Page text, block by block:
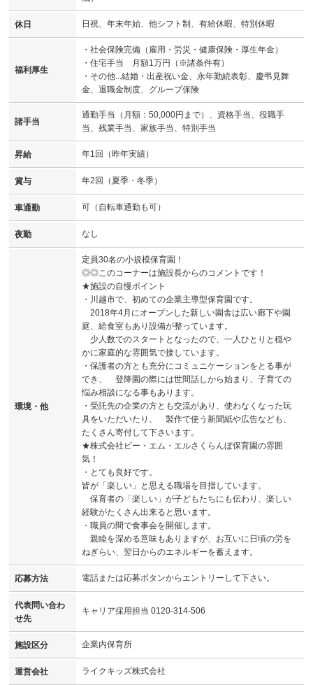
休日 日祝、年末年始、他シフト制、有給休暇、特別休暇
福利厚生
・社会保険完備（雇用・労災・健康保険・厚生年金）
・住宅手当 月額1万円（※諸条件有）
・その他...結婚・出産祝い金、永年勤続表彰、慶弔見舞
金、退職金制度、グループ保険
諸手当
通勤手当（月額：50,000円まで）、資格手当、役職手
当、残業手当、家族手当、特別手当
昇給 年1回（昨年実績）
賞与 年2回（夏季・冬季）
車通勤 可（自転車通勤も可）
夜勤 なし
環境・他
定員30名の小規模保育園！
◎◎このコーナーは施設長からのコメントです！
★施設の自慢ポイント
・川越市で、初めての企業主導型保育園です。
2018年4月にオープンした新しい園舎は広い廊下や園
庭、給食室もあり設備が整っています。
少人数でのスタートとなったので、一人ひとりと穏や
かに家庭的な雰囲気で接しています。
・保護者の方とも充分にコミュニケーションをとる事が
でき、 登降園の際には世間話しから始まり、子育ての
悩み相談になる事もあります。
・受託先の企業の方とも交流があり、使わなくなった玩
具をいただいたり、 製作で使う新聞紙や広告なども、
たくさん寄付して下さいます。
★株式会社ビー・エム・エルさくらんぼ保育園の雰囲
気！
・とても良好です。
皆が「楽しい」と思える職場を目指しています。
保育者の「楽しい」が子どもたちにも伝わり、楽しい
経験がたくさん出来ると思います。
・職員の間で食事会を開催します。
親睦を深める意味もありますが、お互いに日頃の労を
ねぎらい、翌日からのエネルギーを蓄えます。
応募方法 電話または応募ボタンからエントリーして下さい。
代表問い合わ
せ先
キャリア採用担当 0120-314-506
施設区分 企業内保育所
運営会社 ライクキッズ株式会社